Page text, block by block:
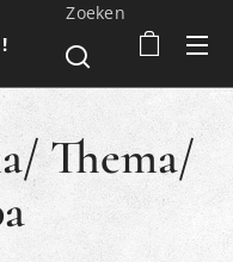
Zoeken
Thema/